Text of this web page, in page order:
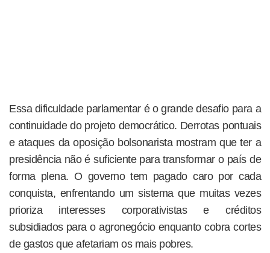
Essa dificuldade parlamentar é o grande desafio para a
continuidade do projeto democrático. Derrotas pontuais
e ataques da oposição bolsonarista mostram que ter a
presidência não é suficiente para transformar o país de
forma plena. O governo tem pagado caro por cada
conquista, enfrentando um sistema que muitas vezes
prioriza interesses corporativistas e créditos
subsidiados para o agronegócio enquanto cobra cortes
de gastos que afetariam os mais pobres.